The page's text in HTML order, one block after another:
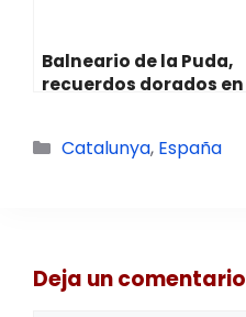
Balneario de la Puda,
recuerdos dorados en
Categorías
Catalunya, España
Deja un comentario